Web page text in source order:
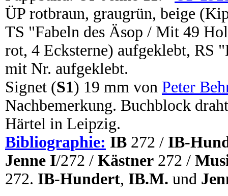
ÜP rotbraun, graugrün, beige
TS "Fabeln des Äsop / Mit 49
rot, 4 Ecksterne) aufgeklebt, RS
mit Nr. aufgeklebt.
Signet (S1) 19 mm von Peter
Nachbemerkung. Buchblock
Härtel in Leipzig.
Bibliographie: IB 272 / IB-
Jenne I/272 / Kästner 272 /
272. IB-Hundert, IB.M. und